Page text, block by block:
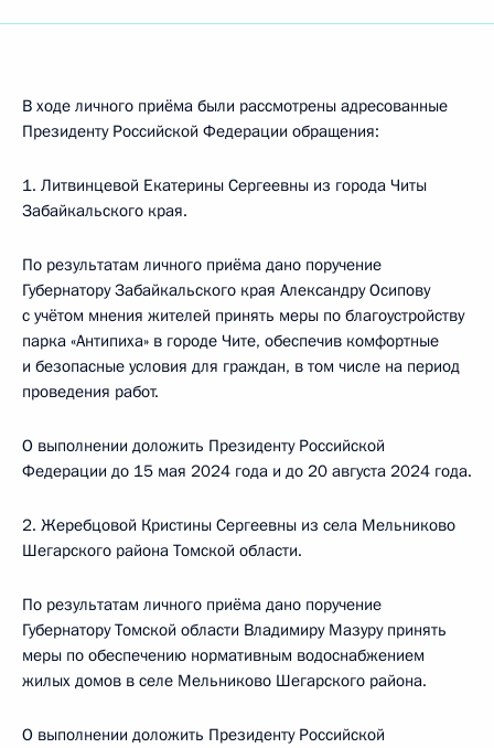
В ходе личного приёма были рассмотрены адресованные
Президенту Российской Федерации обращения:
1. Литвинцевой Екатерины Сергеевны из города Читы
Забайкальского края.
По результатам личного приёма дано поручение
Губернатору Забайкальского края Александру Осипову
с учётом мнения жителей принять меры по благоустройству
парка «Антипиха» в городе Чите, обеспечив комфортные
и безопасные условия для граждан, в том числе на период
проведения работ.
О выполнении доложить Президенту Российской
Федерации до 15 мая 2024 года и до 20 августа 2024 года.
2. Жеребцовой Кристины Сергеевны из села Мельниково
Шегарского района Томской области.
По результатам личного приёма дано поручение
Губернатору Томской области Владимиру Мазуру принять
меры по обеспечению нормативным водоснабжением
жилых домов в селе Мельниково Шегарского района.
О выполнении доложить Президенту Российской